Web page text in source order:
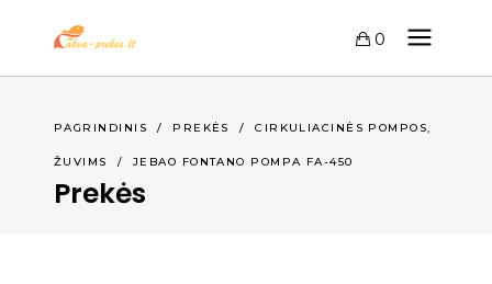
0
PAGRINDINIS / PREKĖS /CIRKULIACINĖS POMPOS,
ŽUVIMS / JEBAO FONTANO POMPA FA-450
Prekės